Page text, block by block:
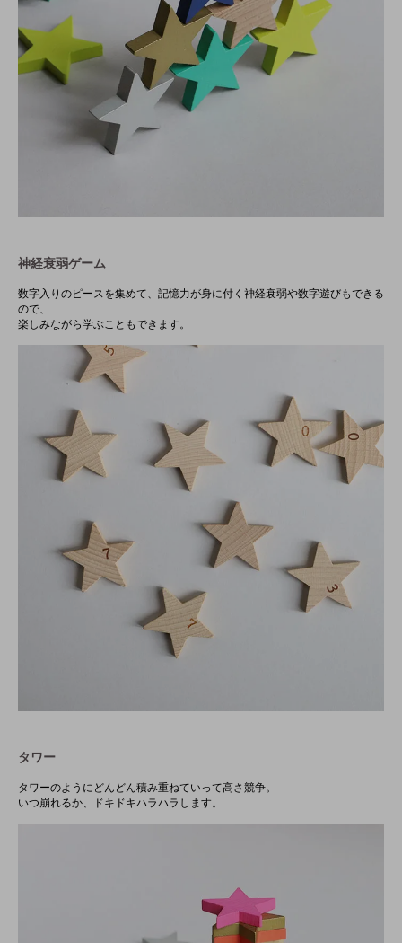
神経衰弱ゲーム
数字入りのピースを集めて、記憶力が身に付く神経衰弱や数字遊びもできる
ので、
楽しみながら学ぶこともできます。
タワー
タワーのようにどんどん積み重ねていって高さ競争。
いつ崩れるか、ドキドキハラハラします。